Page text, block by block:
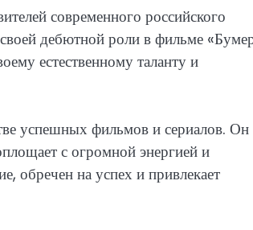
современного российского
дебютной роли в фильме
естественному таланту и
успешных фильмов и сериалов. Он
с огромной энергией и
обречен на успех и привлекает